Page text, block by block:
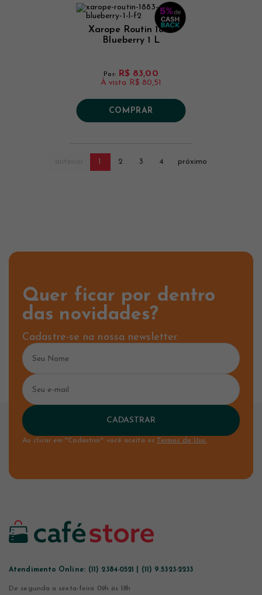
Xarope Routin 1883
Blueberry 1 L
Por: R$ 83,00
À vista R$ 80,51
COMPRAR
1 2 3 4 próximo
Quer ficar por dentro
das novidades?
Cadastre-se na nossa newsletter.
CADASTRAR
Ao clicar em "Cadastrar" você aceita os Termos de Uso.
Atendimento Online: (11) 2384-0521 | (11) 9.5323-2233
De segunda a sexta-feira 09h às 18h